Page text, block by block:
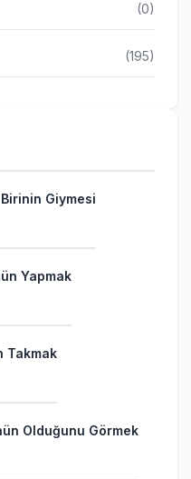
(0)
(195)
Giymesi
Yapmak
Takmak
Olduğunu Görmek